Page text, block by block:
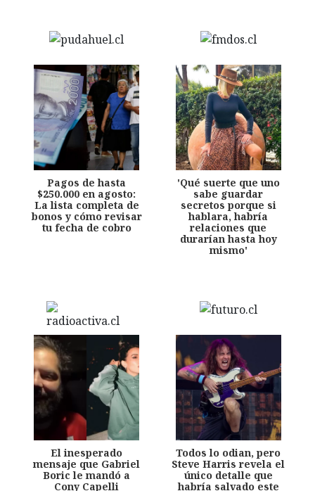
Pagos de hasta
$250.000 en agosto:
La lista completa de
bonos y cómo revisar
tu fecha de cobro
'Qué suerte que uno
sabe guardar
secretos porque si
hablara, habría
relaciones que
durarían hasta hoy
mismo'
El inesperado
mensaje que Gabriel
Boric le mandó a
Cony Capelli
Todos lo odian, pero
Steve Harris revela el
único detalle que
habría salvado este